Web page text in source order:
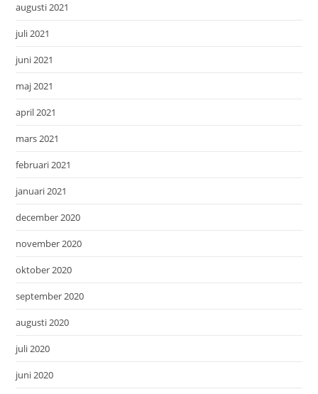
augusti 2021
juli 2021
juni 2021
maj 2021
april 2021
mars 2021
februari 2021
januari 2021
december 2020
november 2020
oktober 2020
september 2020
augusti 2020
juli 2020
juni 2020